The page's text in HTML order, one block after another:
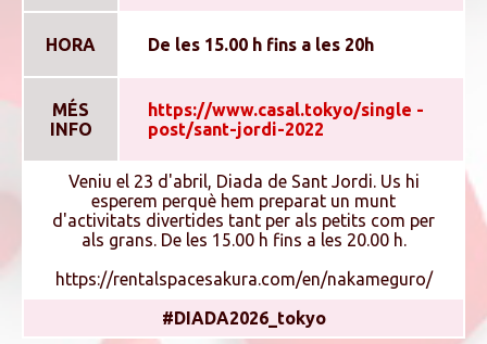
HORA De les 15.00 h fins a les 20h
MÉS
INFO
https://www.casal.tokyo/single -
post/sant-jordi-2022
Veniu el 23 d'abril, Diada de Sant Jordi. Us hi
esperem perquè hem preparat un munt
d'activitats divertides tant per als petits com per
als grans. De les 15.00 h fins a les 20.00 h.
https://rentalspacesakura.com/en/nakameguro/
#DIADA2026_tokyo